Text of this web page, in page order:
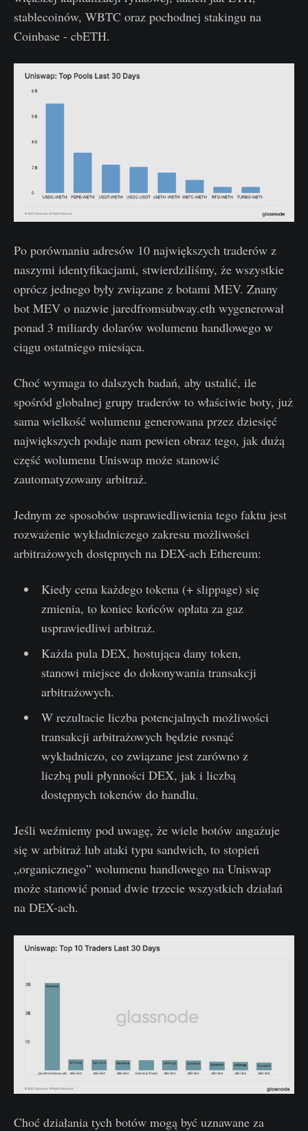
stablecoinów, WBTC oraz pochodnej stakingu na
Coinbase - cbETH.
Po porównaniu adresów 10 największych traderów z
naszymi identyfikacjami, stwierdziliśmy, że wszystkie
oprócz jednego były związane z botami MEV. Znany
bot MEV o nazwie jaredfromsubway.eth wygenerował
ponad 3 miliardy dolarów wolumenu handlowego w
ciągu ostatniego miesiąca.
Choć wymaga to dalszych badań, aby ustalić, ile
spośród globalnej grupy traderów to właściwie boty, już
sama wielkość wolumenu generowana przez dziesięć
największych podaje nam pewien obraz tego, jak dużą
część wolumenu Uniswap może stanowić
zautomatyzowany arbitraż.
Jednym ze sposobów usprawiedliwienia tego faktu jest
rozważenie wykładniczego zakresu możliwości
arbitrażowych dostępnych na DEX-ach Ethereum:
Kiedy cena każdego tokena (+ slippage) się
zmienia, to koniec końców opłata za gaz
usprawiedliwi arbitraż.
Każda pula DEX, hostująca dany token,
stanowi miejsce do dokonywania transakcji
arbitrażowych.
W rezultacie liczba potencjalnych możliwości
transakcji arbitrażowych będzie rosnąć
wykładniczo, co związane jest zarówno z
liczbą puli płynności DEX, jak i liczbą
dostępnych tokenów do handlu.
Jeśli weźmiemy pod uwagę, że wiele botów angażuje
się w arbitraż lub ataki typu sandwich, to stopień
„organicznego” wolumenu handlowego na Uniswap
może stanowić ponad dwie trzecie wszystkich działań
na DEX-ach.
Choć działania tych botów mogą być uznawane za